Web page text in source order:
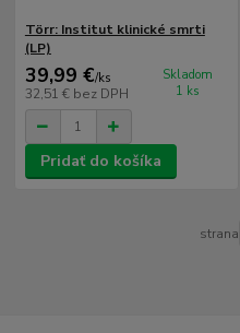
Törr: Institut klinické smrti
(LP)
39,99 €/ks
32,51 € bez DPH
Skladom
1 ks
Pridať do košíka
strana